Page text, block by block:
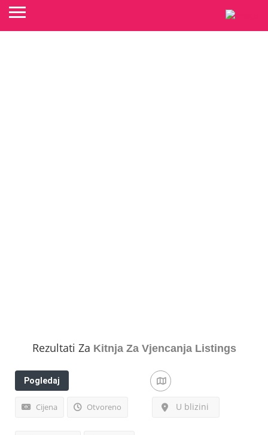
Rezultati Za Kitnja Za Vjencanja Listings
Pogledaj
Cijena Otvoreno U blizini